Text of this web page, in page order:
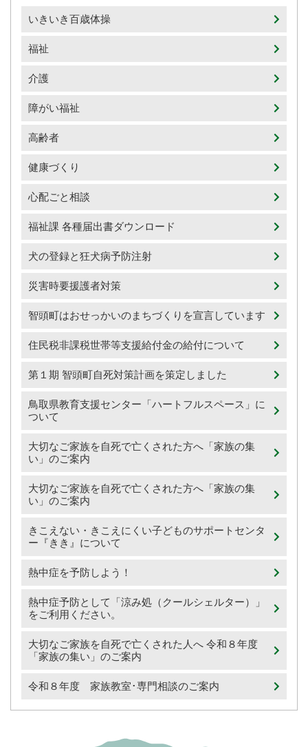
いきいき百歳体操
福祉
介護
障がい福祉
高齢者
健康づくり
心配ごと相談
福祉課 各種届出書ダウンロード
犬の登録と狂犬病予防注射
災害時要援護者対策
智頭町はおせっかいのまちづくりを宣言しています
住民税非課税世帯等支援給付金の給付について
第１期 智頭町自死対策計画を策定しました
鳥取県教育支援センター「ハートフルスペース」に
ついて
大切なご家族を自死で亡くされた方へ「家族の集
い」のご案内
大切なご家族を自死で亡くされた方へ「家族の集
い」のご案内
きこえない・きこえにくい子どものサポートセンタ
ー『きき』について
熱中症を予防しよう！
熱中症予防として「涼み処（クールシェルター）」
をご利用ください。
大切なご家族を自死で亡くされた人へ 令和８年度
「家族の集い」のご案内
令和８年度 家族教室･専門相談のご案内